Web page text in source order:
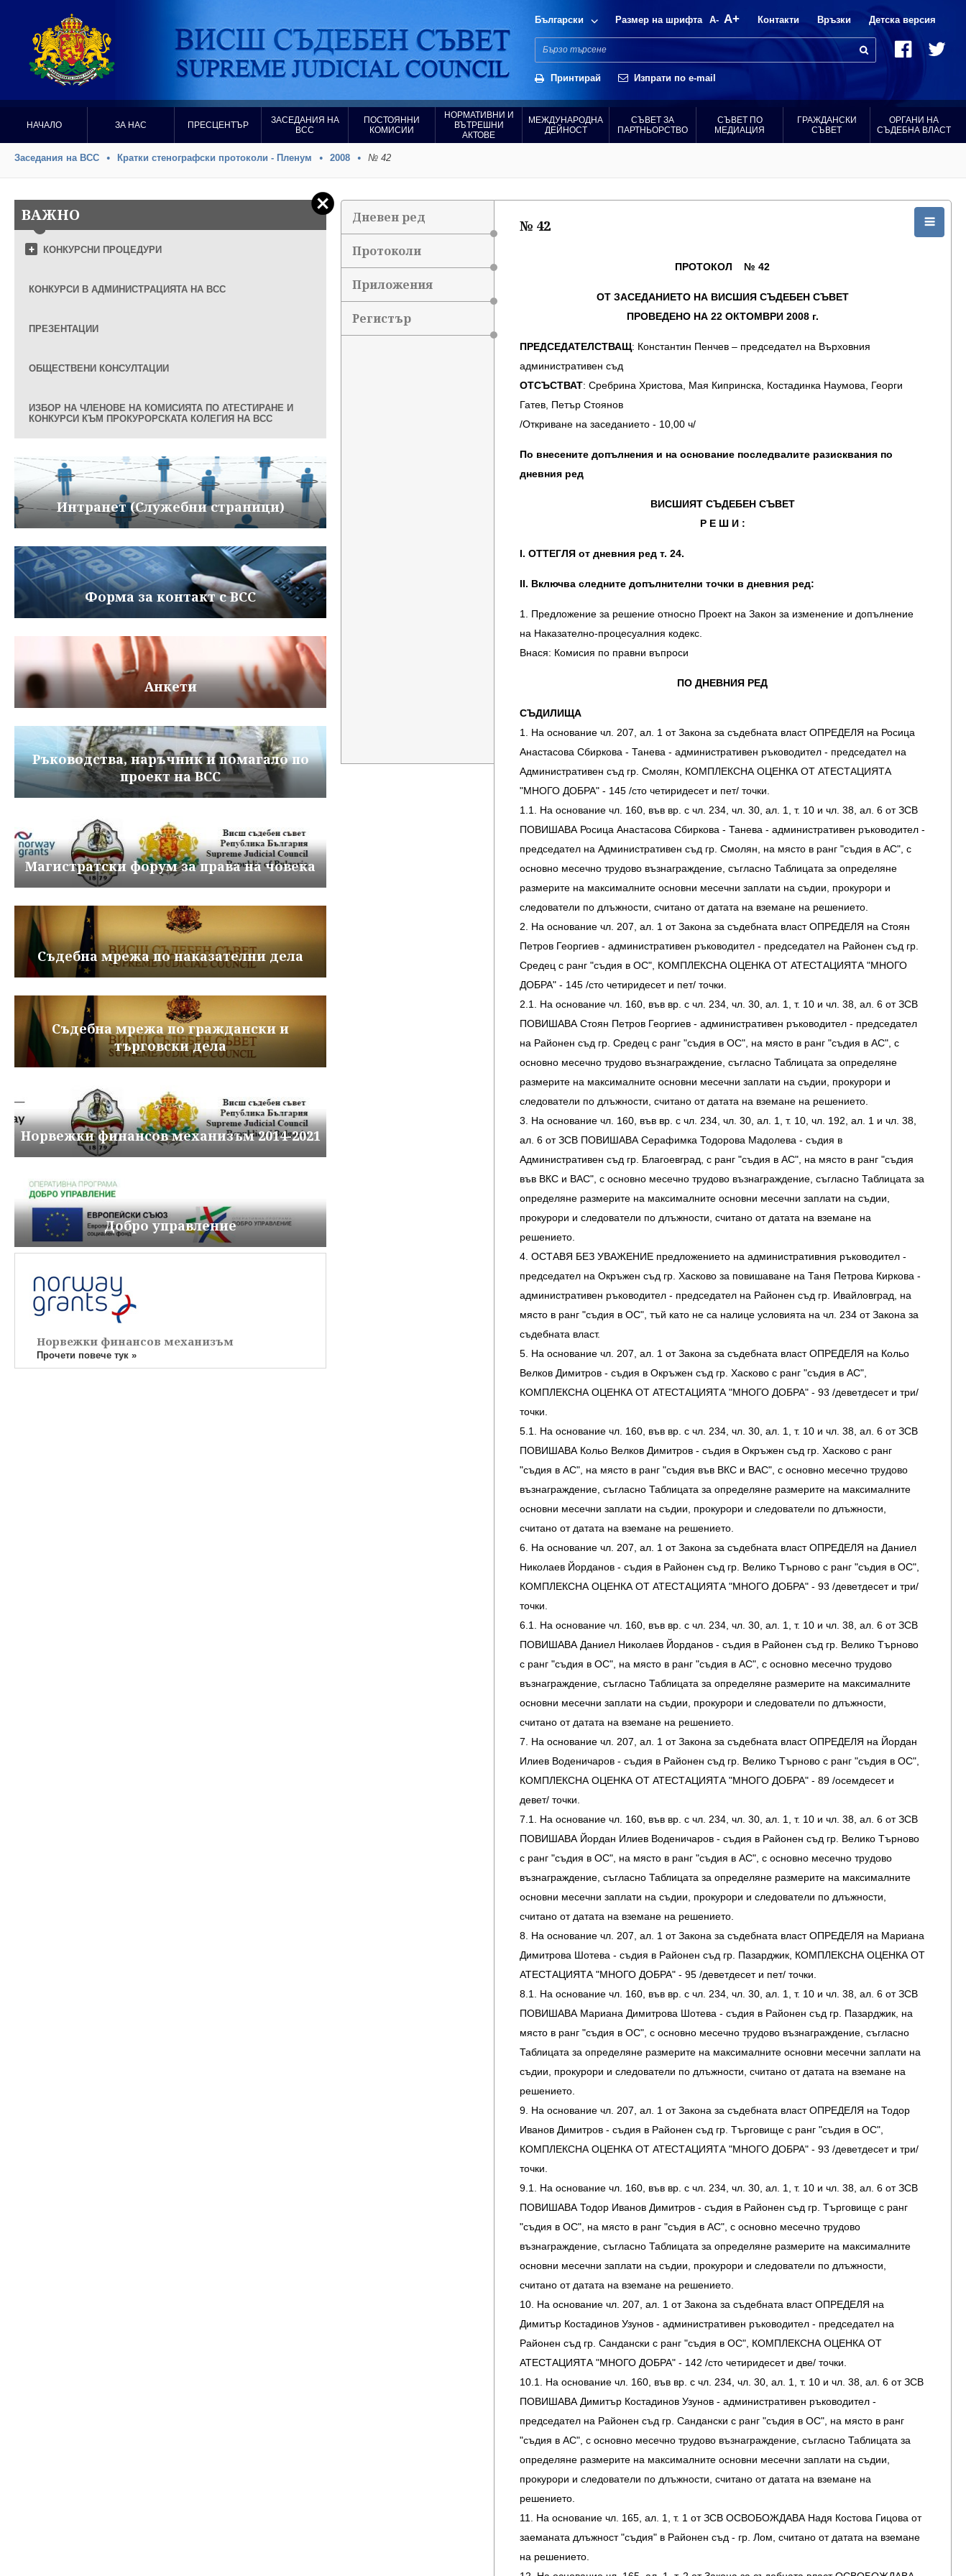
Български Размер на шрифта A- A+ Контакти Връзки Детска версия
Принтирай Изпрати по e-mail
НАЧАЛО ЗА НАС ПРЕСЦЕНТЪР
ЗАСЕДАНИЯ НА
ВСС
ПОСТОЯННИ
КОМИСИИ
НОРМАТИВНИ И
ВЪТРЕШНИ
АКТОВЕ
МЕЖДУНАРОДНА
ДЕЙНОСТ
СЪВЕТ ЗА
ПАРТНЬОРСТВО
СЪВЕТ ПО
МЕДИАЦИЯ
ГРАЖДАНСКИ
СЪВЕТ
ОРГАНИ НА
СЪДЕБНА ВЛАСТ
Заседания на ВСС Кратки стенографски протоколи - Пленум 2008 № 42
ВАЖНО
КОНКУРСНИ ПРОЦЕДУРИ
КОНКУРСИ В АДМИНИСТРАЦИЯТА НА ВСС
ПРЕЗЕНТАЦИИ
ОБЩЕСТВЕНИ КОНСУЛТАЦИИ
ИЗБОР НА ЧЛЕНОВЕ НА КОМИСИЯТА ПО АТЕСТИРАНЕ И
КОНКУРСИ КЪМ ПРОКУРОРСКАТА КОЛЕГИЯ НА ВСС
Интранет (Служебни страници)
Форма за контакт с ВСС
Анкети
Ръководства, наръчник и помагало по
проект на ВСС
Магистратски форум за права на човека
Съдебна мрежа по наказателни дела
Съдебна мрежа по граждански и
търговски дела
Норвежки финансов механизъм 2014-2021
Добро управление
Норвежки финансов механизъм
Прочети повече тук »
Дневен ред
Протоколи
Приложения
Регистър
№ 42
ПРОТОКОЛ № 42
ОТ ЗАСЕДАНИЕТО НА ВИСШИЯ СЪДЕБЕН СЪВЕТ
ПРОВЕДЕНО НА 22 ОКТОМВРИ 2008 г.
ПРЕДСЕДАТЕЛСТВАЩ: Константин Пенчев – председател на Върховния
административен съд
ОТСЪСТВАТ: Сребрина Христова, Мая Кипринска, Костадинка Наумова, Георги
Гатев, Петър Стоянов
/Откриване на заседанието - 10,00 ч/
По внесените допълнения и на основание последвалите разисквания по
дневния ред
ВИСШИЯТ СЪДЕБЕН СЪВЕТ
Р Е Ш И :
І. ОТТЕГЛЯ от дневния ред т. 24.
ІІ. Включва следните допълнителни точки в дневния ред:
1. Предложение за решение относно Проект на Закон за изменение и допълнение
на Наказателно-процесуалния кодекс.
Внася: Комисия по правни въпроси
ПО ДНЕВНИЯ РЕД
СЪДИЛИЩА
1. На основание чл. 207, ал. 1 от Закона за съдебната власт ОПРЕДЕЛЯ на Росица
Анастасова Сбиркова - Танева - административен ръководител - председател на
Административен съд гр. Смолян, КОМПЛЕКСНА ОЦЕНКА ОТ АТЕСТАЦИЯТА
"МНОГО ДОБРА" - 145 /сто четиридесет и пет/ точки.
1.1. На основание чл. 160, във вр. с чл. 234, чл. 30, ал. 1, т. 10 и чл. 38, ал. 6 от ЗСВ
ПОВИШАВА Росица Анастасова Сбиркова - Танева - административен ръководител -
председател на Административен съд гр. Смолян, на място в ранг "съдия в АС", с
основно месечно трудово възнаграждение, съгласно Таблицата за определяне
размерите на максималните основни месечни заплати на съдии, прокурори и
следователи по длъжности, считано от датата на вземане на решението.
2. На основание чл. 207, ал. 1 от Закона за съдебната власт ОПРЕДЕЛЯ на Стоян
Петров Георгиев - административен ръководител - председател на Районен съд гр.
Средец с ранг "съдия в ОС", КОМПЛЕКСНА ОЦЕНКА ОТ АТЕСТАЦИЯТА "МНОГО
ДОБРА" - 145 /сто четиридесет и пет/ точки.
2.1. На основание чл. 160, във вр. с чл. 234, чл. 30, ал. 1, т. 10 и чл. 38, ал. 6 от ЗСВ
ПОВИШАВА Стоян Петров Георгиев - административен ръководител - председател
на Районен съд гр. Средец с ранг "съдия в ОС", на място в ранг "съдия в АС", с
основно месечно трудово възнаграждение, съгласно Таблицата за определяне
размерите на максималните основни месечни заплати на съдии, прокурори и
следователи по длъжности, считано от датата на вземане на решението.
3. На основание чл. 160, във вр. с чл. 234, чл. 30, ал. 1, т. 10, чл. 192, ал. 1 и чл. 38,
ал. 6 от ЗСВ ПОВИШАВА Серафимка Тодорова Мадолева - съдия в
Административен съд гр. Благоевград, с ранг "съдия в АС", на място в ранг "съдия
във ВКС и ВАС", с основно месечно трудово възнаграждение, съгласно Таблицата за
определяне размерите на максималните основни месечни заплати на съдии,
прокурори и следователи по длъжности, считано от датата на вземане на
решението.
4. ОСТАВЯ БЕЗ УВАЖЕНИЕ предложението на административния ръководител -
председател на Окръжен съд гр. Хасково за повишаване на Таня Петрова Киркова -
административен ръководител - председател на Районен съд гр. Ивайловград, на
място в ранг "съдия в ОС", тъй като не са налице условията на чл. 234 от Закона за
съдебната власт.
5. На основание чл. 207, ал. 1 от Закона за съдебната власт ОПРЕДЕЛЯ на Кольо
Велков Димитров - съдия в Окръжен съд гр. Хасково с ранг "съдия в АС",
КОМПЛЕКСНА ОЦЕНКА ОТ АТЕСТАЦИЯТА "МНОГО ДОБРА" - 93 /деветдесет и три/
точки.
5.1. На основание чл. 160, във вр. с чл. 234, чл. 30, ал. 1, т. 10 и чл. 38, ал. 6 от ЗСВ
ПОВИШАВА Кольо Велков Димитров - съдия в Окръжен съд гр. Хасково с ранг
"съдия в АС", на място в ранг "съдия във ВКС и ВАС", с основно месечно трудово
възнаграждение, съгласно Таблицата за определяне размерите на максималните
основни месечни заплати на съдии, прокурори и следователи по длъжности,
считано от датата на вземане на решението.
6. На основание чл. 207, ал. 1 от Закона за съдебната власт ОПРЕДЕЛЯ на Даниел
Николаев Йорданов - съдия в Районен съд гр. Велико Търново с ранг "съдия в ОС",
КОМПЛЕКСНА ОЦЕНКА ОТ АТЕСТАЦИЯТА "МНОГО ДОБРА" - 93 /деветдесет и три/
точки.
6.1. На основание чл. 160, във вр. с чл. 234, чл. 30, ал. 1, т. 10 и чл. 38, ал. 6 от ЗСВ
ПОВИШАВА Даниел Николаев Йорданов - съдия в Районен съд гр. Велико Търново
с ранг "съдия в ОС", на място в ранг "съдия в АС", с основно месечно трудово
възнаграждение, съгласно Таблицата за определяне размерите на максималните
основни месечни заплати на съдии, прокурори и следователи по длъжности,
считано от датата на вземане на решението.
7. На основание чл. 207, ал. 1 от Закона за съдебната власт ОПРЕДЕЛЯ на Йордан
Илиев Воденичаров - съдия в Районен съд гр. Велико Търново с ранг "съдия в ОС",
КОМПЛЕКСНА ОЦЕНКА ОТ АТЕСТАЦИЯТА "МНОГО ДОБРА" - 89 /осемдесет и
девет/ точки.
7.1. На основание чл. 160, във вр. с чл. 234, чл. 30, ал. 1, т. 10 и чл. 38, ал. 6 от ЗСВ
ПОВИШАВА Йордан Илиев Воденичаров - съдия в Районен съд гр. Велико Търново
с ранг "съдия в ОС", на място в ранг "съдия в АС", с основно месечно трудово
възнаграждение, съгласно Таблицата за определяне размерите на максималните
основни месечни заплати на съдии, прокурори и следователи по длъжности,
считано от датата на вземане на решението.
8. На основание чл. 207, ал. 1 от Закона за съдебната власт ОПРЕДЕЛЯ на Мариана
Димитрова Шотева - съдия в Районен съд гр. Пазарджик, КОМПЛЕКСНА ОЦЕНКА ОТ
АТЕСТАЦИЯТА "МНОГО ДОБРА" - 95 /деветдесет и пет/ точки.
8.1. На основание чл. 160, във вр. с чл. 234, чл. 30, ал. 1, т. 10 и чл. 38, ал. 6 от ЗСВ
ПОВИШАВА Мариана Димитрова Шотева - съдия в Районен съд гр. Пазарджик, на
място в ранг "съдия в ОС", с основно месечно трудово възнаграждение, съгласно
Таблицата за определяне размерите на максималните основни месечни заплати на
съдии, прокурори и следователи по длъжности, считано от датата на вземане на
решението.
9. На основание чл. 207, ал. 1 от Закона за съдебната власт ОПРЕДЕЛЯ на Тодор
Иванов Димитров - съдия в Районен съд гр. Търговище с ранг "съдия в ОС",
КОМПЛЕКСНА ОЦЕНКА ОТ АТЕСТАЦИЯТА "МНОГО ДОБРА" - 93 /деветдесет и три/
точки.
9.1. На основание чл. 160, във вр. с чл. 234, чл. 30, ал. 1, т. 10 и чл. 38, ал. 6 от ЗСВ
ПОВИШАВА Тодор Иванов Димитров - съдия в Районен съд гр. Търговище с ранг
"съдия в ОС", на място в ранг "съдия в АС", с основно месечно трудово
възнаграждение, съгласно Таблицата за определяне размерите на максималните
основни месечни заплати на съдии, прокурори и следователи по длъжности,
считано от датата на вземане на решението.
10. На основание чл. 207, ал. 1 от Закона за съдебната власт ОПРЕДЕЛЯ на
Димитър Костадинов Узунов - административен ръководител - председател на
Районен съд гр. Сандански с ранг "съдия в ОС", КОМПЛЕКСНА ОЦЕНКА ОТ
АТЕСТАЦИЯТА "МНОГО ДОБРА" - 142 /сто четиридесет и две/ точки.
10.1. На основание чл. 160, във вр. с чл. 234, чл. 30, ал. 1, т. 10 и чл. 38, ал. 6 от ЗСВ
ПОВИШАВА Димитър Костадинов Узунов - административен ръководител -
председател на Районен съд гр. Сандански с ранг "съдия в ОС", на място в ранг
"съдия в АС", с основно месечно трудово възнаграждение, съгласно Таблицата за
определяне размерите на максималните основни месечни заплати на съдии,
прокурори и следователи по длъжности, считано от датата на вземане на
решението.
11. На основание чл. 165, ал. 1, т. 1 от ЗСВ ОСВОБОЖДАВА Надя Костова Гицова от
заеманата длъжност "съдия" в Районен съд - гр. Лом, считано от датата на вземане
на решението.